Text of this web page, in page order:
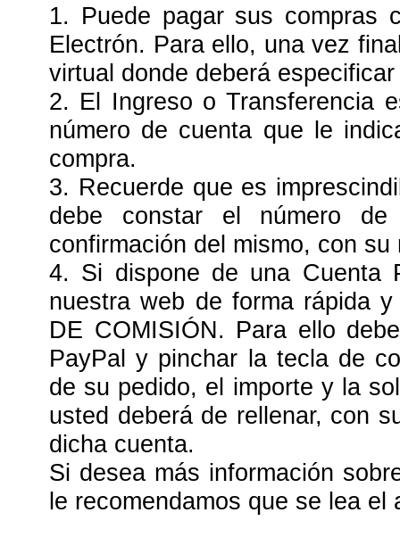
1. Puede pagar sus compras
Electrón. Para ello, una vez
virtual donde deberá
2. El Ingreso o Transferencia
número de cuenta que le
compra.
3. Recuerde que es
debe constar el número
confirmación del mismo, con
4. Si dispone de una Cuenta
nuestra web de forma rápida
DE COMISIÓN. Para ello
PayPal y pinchar la tecla de
de su pedido, el importe y la
usted deberá de rellenar, con
dicha cuenta.
Si desea más información
le recomendamos que se lea el